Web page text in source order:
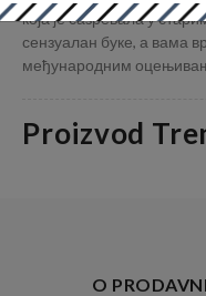
која је сазревала у
сензуалан буке, а вама
међународним
Proizvod
O